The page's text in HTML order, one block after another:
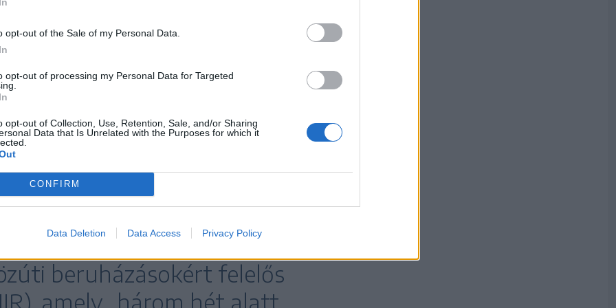
opt-out of the Sale of my Personal Data.
opt-out of processing my Personal Data for Targeted
opt-out of Collection, Use, Retention, Sale, and/or Sharing
Data that Is Unrelated with the Purposes for which it
CONFIRM
Data Deletion Data Access Privacy Policy
ível át, a műtárgyat anno 80 százalékban
amely mindent összevetve 40
ott a sztrádarész építőtelepét.
felé tartó, 28,55 km hosszú folytatás
írták alá a szerződést a Preconnal. Ezután
ugyanis a civilek szerint a hatóságok nem
a kivitelező testvércége, a Trameco
perek miatt.
a szakaszt
újonnan létrehozott
beruházásokért felelős
amely „három hét alatt